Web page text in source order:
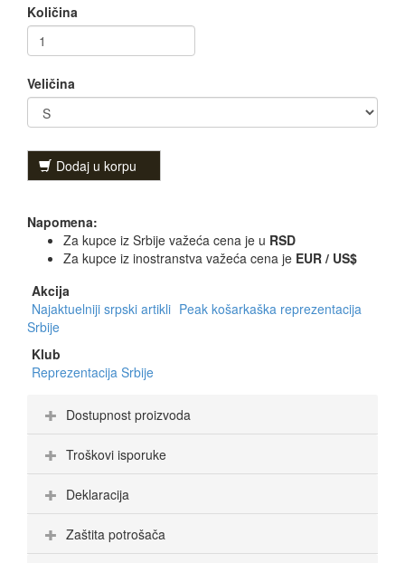
Količina
Veličina
Dodaj u korpu
Napomena:
Za kupce iz Srbije važeća cena je u RSD
Za kupce iz inostranstva važeća cena je EUR / US$
Akcija
Najaktuelniji srpski artikli Peak košarkaška reprezentacija
Srbije
Klub
Reprezentacija Srbije
Dostupnost proizvoda
Troškovi isporuke
Deklaracija
Zaštita potrošača